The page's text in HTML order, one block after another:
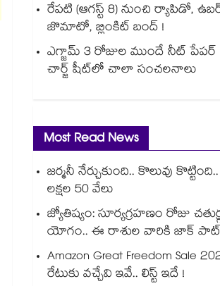
రేపటి (ఆగస్ట్ 8) నుంచి ర్యాపిడో, ఉబర్,
జొమాటో, బ్లింకిట్ బంద్ !
ఎగ్జామ్ 3 రోజుల ముందే నీట్ పేపర్
చార్జ్ షీట్‎లో చాలా సంచలనాలు
Most Read News
జర్మనీ నేర్చుకుంది.. కొలువు
లక్షల 50 వేలు
జ్యోతిష్యం: సూర్యగ్రహణం రోజు
యోగం.. ఈ రాశుల వారికి జాక్
Amazon Great Freedom Sale
రేటుకు వచ్చేవి ఇవే.. లిస్ట్ ఇదే !